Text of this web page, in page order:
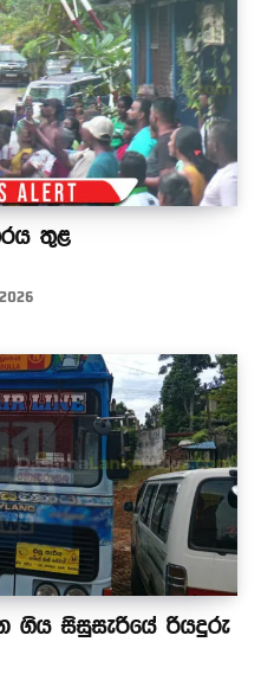
තුළ
ගිය සිසුසැරියේ රියදුරු